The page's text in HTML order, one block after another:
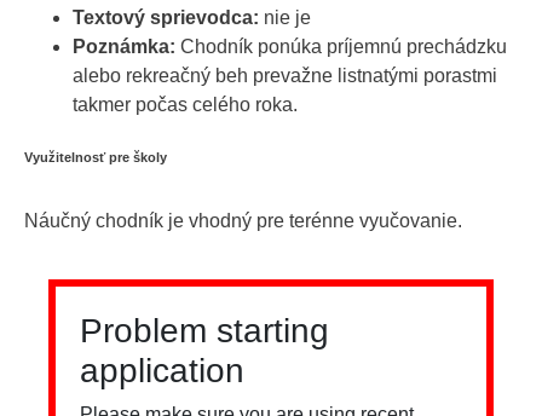
Textový sprievodca: nie je
Poznámka: Chodník ponúka príjemnú prechádzku
alebo rekreačný beh prevažne listnatými porastmi
takmer počas celého roka.
Využitelnosť pre školy
Náučný chodník je vhodný pre terénne vyučovanie.